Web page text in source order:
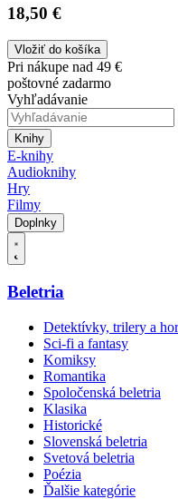
18,50 €
Vložiť do košíka
Pri nákupe nad 49 €
poštovné zadarmo
Vyhľadávanie
Knihy
E-knihy
Audioknihy
Hry
Filmy
Doplnky
Beletria
Detektívky, trilery a
Sci-fi a fantasy
Komiksy
Romantika
Spoločenská beletria
Klasika
Historické
Slovenská beletria
Svetová beletria
Poézia
Ďalšie kategórie